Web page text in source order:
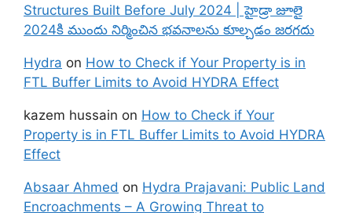
Structures Built Before July 2024 | హైడ్రా జూలై
2024కి ముందు నిర్మించిన భవనాలను కూల్చడం జరగదు
Hydra on How to Check if Your Property is in
FTL Buffer Limits to Avoid HYDRA Effect
kazem hussain on How to Check if Your
Property is in FTL Buffer Limits to Avoid HYDRA
Effect
Absaar Ahmed on Hydra Prajavani: Public Land
Encroachments – A Growing Threat to